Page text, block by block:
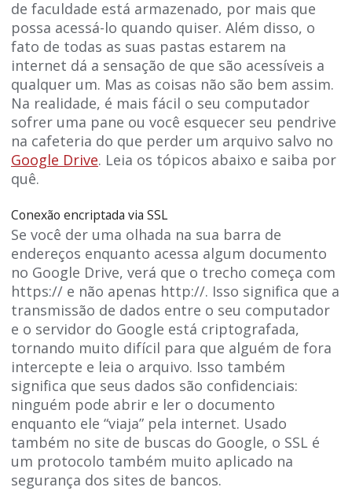
de faculdade está armazenado, por mais que
possa acessá-lo quando quiser. Além disso, o
fato de todas as suas pastas estarem na
internet dá a sensação de que são acessíveis a
qualquer um. Mas as coisas não são bem assim.
Na realidade, é mais fácil o seu computador
sofrer uma pane ou você esquecer seu pendrive
na cafeteria do que perder um arquivo salvo no
Google Drive. Leia os tópicos abaixo e saiba por
quê.
Conexão encriptada via SSL
Se você der uma olhada na sua barra de
endereços enquanto acessa algum documento
no Google Drive, verá que o trecho começa com
https:// e não apenas http://. Isso significa que a
transmissão de dados entre o seu computador
e o servidor do Google está criptografada,
tornando muito difícil para que alguém de fora
intercepte e leia o arquivo. Isso também
significa que seus dados são confidenciais:
ninguém pode abrir e ler o documento
enquanto ele “viaja” pela internet. Usado
também no site de buscas do Google, o SSL é
um protocolo também muito aplicado na
segurança dos sites de bancos.